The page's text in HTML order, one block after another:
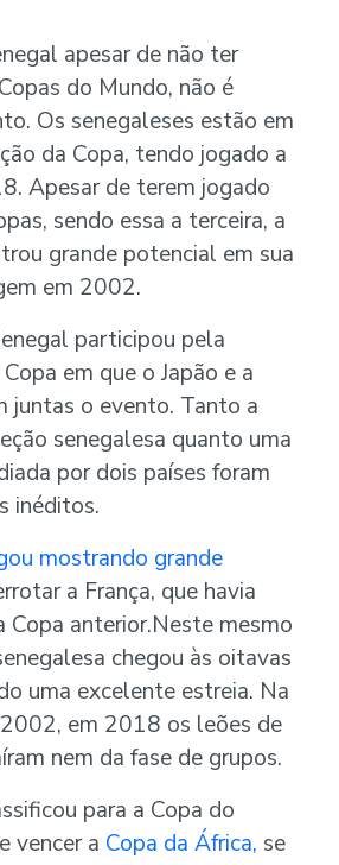
apesar de não ter
do Mundo, não é
Os senegaleses estão em
da Copa, tendo jogado a
Apesar de terem jogado
sendo essa a terceira, a
grande potencial em sua
em 2002.
participou pela
em que o Japão e a
juntas o evento. Tanto a
senegalesa quanto uma
por dois países foram
inéditos.
mostrando grande
a França, que havia
Copa anterior.Neste mesmo
chegou às oitavas
uma excelente estreia. Na
em 2018 os leões de
nem da fase de grupos.
para a Copa do
vencer a Copa da África, se